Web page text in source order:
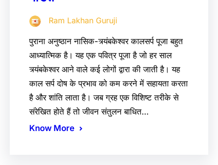
Ram Lakhan Guruji
पुराना अनुष्ठान नासिक-त्र्यंबकेश्वर कालसर्प पूजा बहुत
आध्यात्मिक है। यह एक पवित्र पूजा है जो हर साल
त्र्यंबकेश्वर आने वाले कई लोगों द्वारा की जाती है। यह
काल सर्प दोष के प्रभाव को कम करने में सहायता करता
है और शांति लाता है। जब ग्रह एक विशिष्ट तरीके से
संरेखित होते हैं तो जीवन संतुलन बाधित…
Know More